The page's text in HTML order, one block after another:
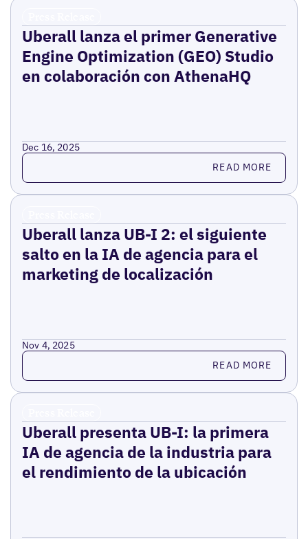
Uberall lanza el primer Generative
Engine Optimization (GEO) Studio
en colaboración con AthenaHQ
Dec 16, 2025
Read more READ MORE
Uberall lanza UB-I 2: el siguiente
salto en la IA de agencia para el
marketing de localización
Nov 4, 2025
Read more READ MORE
Uberall presenta UB-I: la primera
IA de agencia de la industria para
el rendimiento de la ubicación